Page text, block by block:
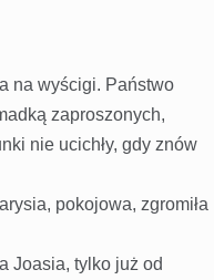
na wyścigi. Państwo
zaproszonych,
nie ucichły, gdy znów
pokojowa, zgromiła
Joasia, tylko już od